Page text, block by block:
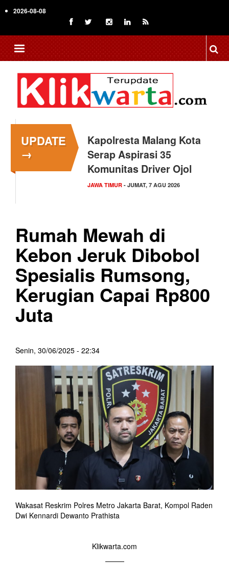
to
content
2026-08-08
UPDATE
→
Kapolresta Malang Kota
Serap Aspirasi 35
Komunitas Driver Ojol
JAWA TIMUR - JUMAT, 7 AGU 2026
Rumah Mewah di
Kebon Jeruk Dibobol
Spesialis Rumsong,
Kerugian Capai Rp800
Juta
Senin, 30/06/2025 - 22:34
Wakasat Reskrim Polres Metro Jakarta Barat, Kompol Raden
Dwi Kennardi Dewanto Prathista
Klikwarta.com